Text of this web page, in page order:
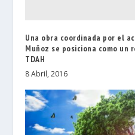
Una obra coordinada por el
Muñoz se posiciona como
TDAH
8 Abril, 2016